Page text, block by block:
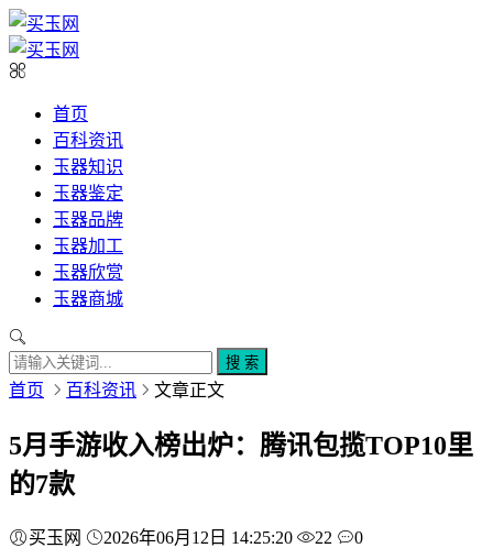
首页
百科资讯
玉器知识
玉器鉴定
玉器品牌
玉器加工
玉器欣赏
玉器商城
搜 索
首页 百科资讯 文章正文
5月手游收入榜出炉：腾讯包揽TOP10里
的7款
买玉网 2026年06月12日 14:25:20 22 0